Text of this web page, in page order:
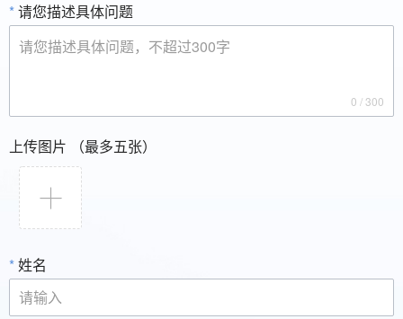
*请您描述具体问题
0 / 300
上传图片 （最多五张）
*姓名